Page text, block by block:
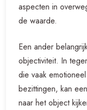
aspecten in
de waarde.
Een ander
objectiviteit. In
die vaak
bezittingen, kan
naar het object